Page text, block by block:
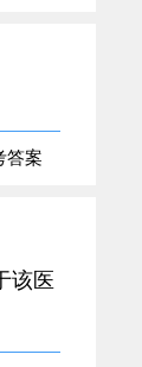
答案
该医